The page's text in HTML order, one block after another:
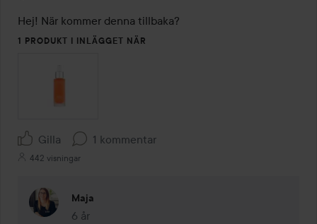
Hej! När kommer denna tillbaka?
1 PRODUKT I INLÄGGET NÄR
Gilla 1 kommentar
442 visningar
Maja
6 år
Kommentaren lades 6 år